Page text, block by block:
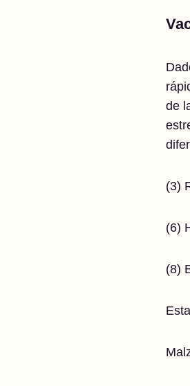
de
(3)
(6)
(8)